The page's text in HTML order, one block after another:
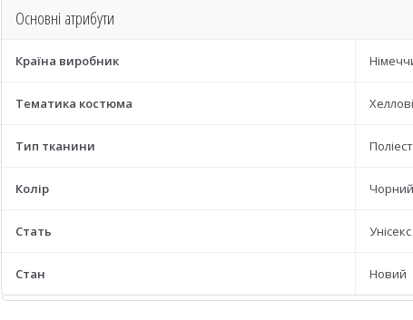
Основні атрибути
Країна виробник
Тематика костюма
Тип тканини
Колір Чорний
Стать Унісекс
Стан Новий